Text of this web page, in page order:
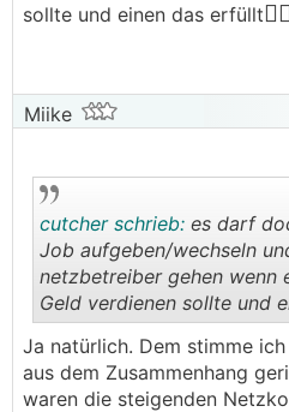
sollte und einen das erfüllt🤷‍♂️
Miike
..
cutcher schrieb: es darf
Job aufgeben/wechseln
netzbetreiber gehen wenn
Geld verdienen sollte und
Ja natürlich. Dem stimme
aus dem Zusammenhang
waren die steigenden